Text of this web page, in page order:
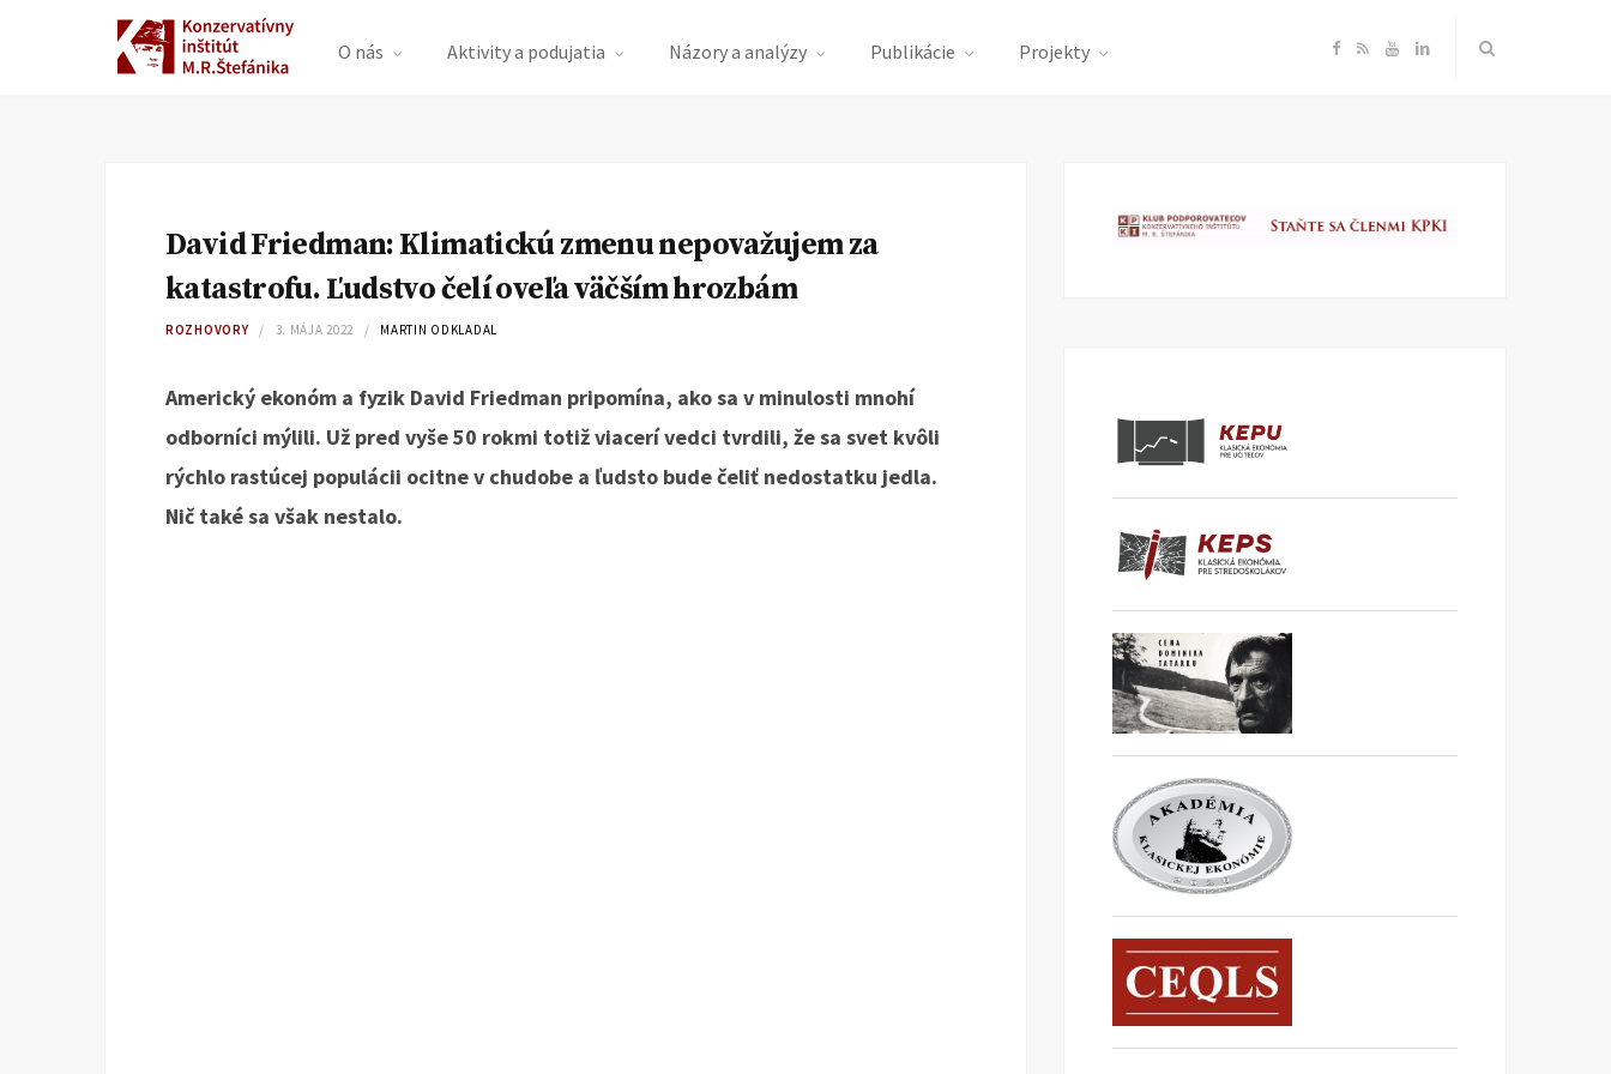
O nás Aktivity a podujatia Názory a analýzy Publikácie Projekty F
e
R Y
T
L
k
David Friedman: Klimatickú zmenu nepovažujem za
katastrofu. Ľudstvo čelí oveľa väčším hrozbám
ROZHOVORY 3. MÁJA 2022 MARTIN ODKLADAL
Americký ekonóm a fyzik David Friedman pripomína, ako sa v minulosti mnohí
odborníci mýlili. Už pred vyše 50 rokmi totiž viacerí vedci tvrdili, že sa svet kvôli
rýchlo rastúcej populácii ocitne v chudobe a ľudsto bude čeliť nedostatku jedla.
Nič také sa však nestalo.